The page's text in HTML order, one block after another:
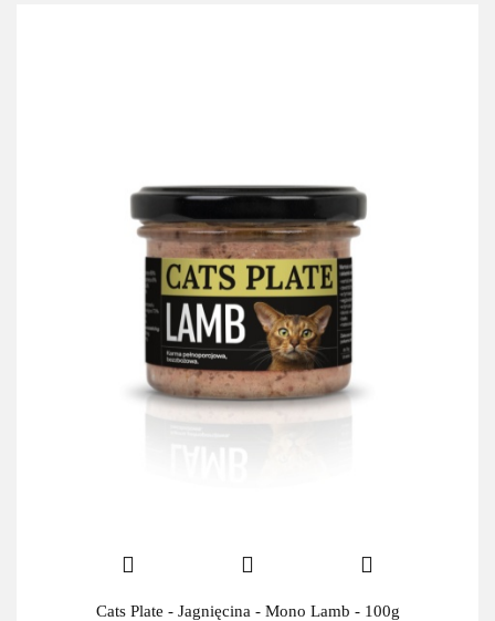
Cats Plate - Jagnięcina - Mono Lamb - 100g